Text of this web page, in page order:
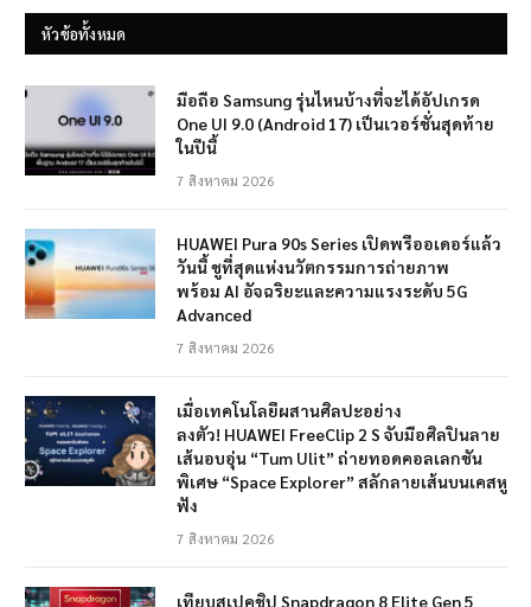
หัวข้อทั้งหมด
มือถือ Samsung รุ่นไหนบ้างที่จะได้อัปเกรด
One UI 9.0 (Android 17) เป็นเวอร์ชั่นสุดท้าย
ในปีนี้
7 สิงหาคม 2026
HUAWEI Pura 90s Series เปิดพรีออเดอร์แล้ว
วันนี้ ชูที่สุดแห่งนวัตกรรมการถ่ายภาพ
พร้อม AI อัจฉริยะและความแรงระดับ 5G
Advanced
7 สิงหาคม 2026
เมื่อเทคโนโลยีผสานศิลปะอย่าง
ลงตัว! HUAWEI FreeClip 2 S จับมือศิลปินลาย
เส้นอบอุ่น “Tum Ulit” ถ่ายทอดคอลเลกชัน
พิเศษ “Space Explorer” สลักลายเส้นบนเคสหู
ฟัง
7 สิงหาคม 2026
เทียบสเปคชิป Snapdragon 8 Elite Gen 5